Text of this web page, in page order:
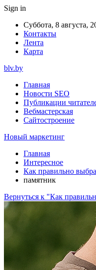
Sign in
Суббота, 8 августа,
Контакты
Лента
Карта
blv.by
Главная
Новости SEO
Публикации
Вебмастерская
Сайтостроение
Новый маркетинг
Главная
Интересное
Как правильно
памятник
Вернуться к "Как